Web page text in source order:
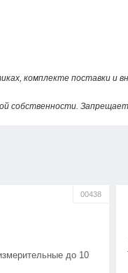
комплекте поставки
00438
до 10